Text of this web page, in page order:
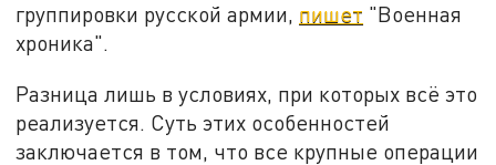
группировки русской армии, пишет "Военная
хроника".
Разница лишь в условиях, при которых всё это
реализуется. Суть этих особенностей
заключается в том, что все крупные операции